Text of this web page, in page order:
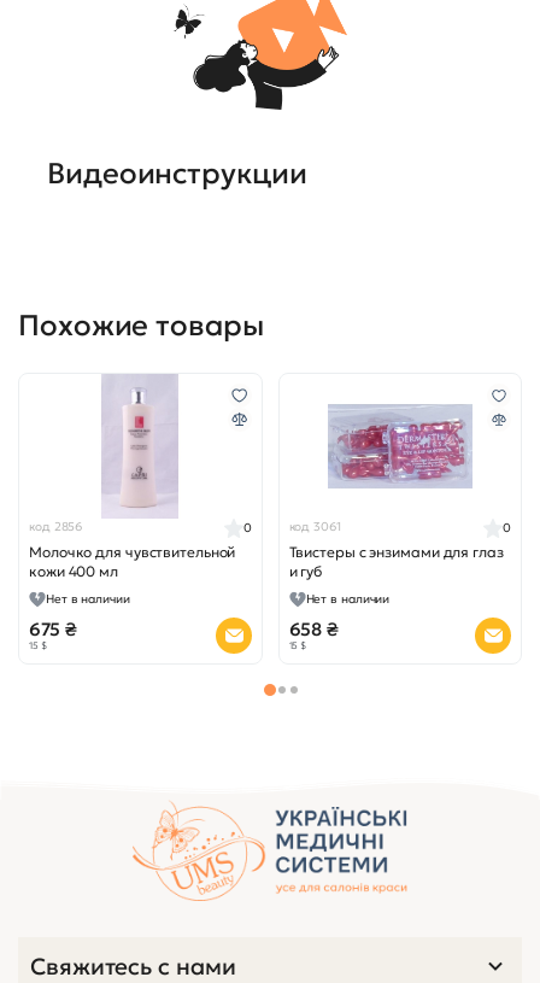
Видеоинструкции
Похожие товары
код 2856
Молочко для чувствительной
кожи 400 мл
0
Нет в наличии
675 ₴
15 $
код 3061
Твистеры с энзимами для глаз
и губ
0
Нет в наличии
658 ₴
15 $
Свяжитесь с нами